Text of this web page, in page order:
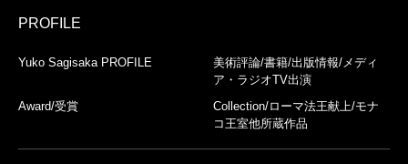
PROFILE
Yuko Sagisaka PROFILE
美術評論/書籍/出版情報/メディ
ア・ラジオTV出演
Award/受賞
Collection/ローマ法王献上/モナ
コ王室他所蔵作品